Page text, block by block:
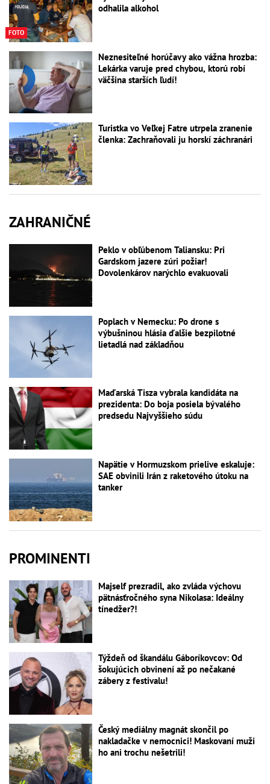
FOTO
odhalila alkohol
Neznesiteľné horúčavy ako vážna hrozba:
Lekárka varuje pred chybou, ktorú robí
väčšina starších ľudí!
Turistka vo Veľkej Fatre utrpela zranenie
členka: Zachraňovali ju horskí záchranári
ZAHRANIČNÉ
Peklo v obľúbenom Taliansku: Pri
Gardskom jazere zúri požiar!
Dovolenkárov narýchlo evakuovali
Poplach v Nemecku: Po drone s
výbušninou hlásia ďalšie bezpilotné
lietadlá nad základňou
Maďarská Tisza vybrala kandidáta na
prezidenta: Do boja posiela bývalého
predsedu Najvyššieho súdu
Napätie v Hormuzskom prielive eskaluje:
SAE obvinili Irán z raketového útoku na
tanker
PROMINENTI
Majself prezradil, ako zvláda výchovu
pätnásťročného syna Nikolasa: Ideálny
tínedžer?!
Týždeň od škandálu Gáboríkovcov: Od
šokujúcich obvinení až po nečakané
zábery z festivalu!
Český mediálny magnát skončil po
nakladačke v nemocnici! Maskovaní muži
ho ani trochu nešetrili!